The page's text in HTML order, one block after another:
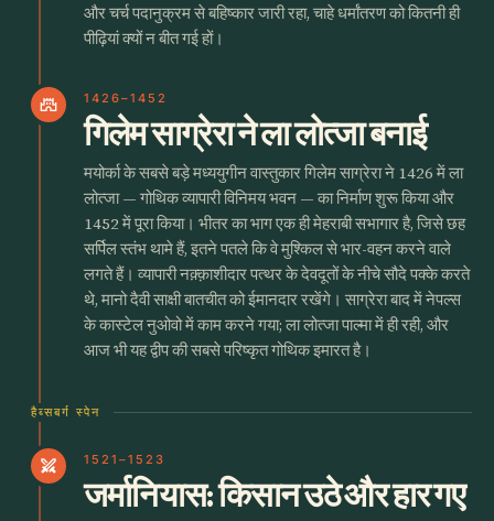
और चर्च पदानुक्रम से बहिष्कार जारी रहा, चाहे धर्मांतरण को कितनी ही
पीढ़ियां क्यों न बीत गई हों।
castle 1426–1452
गिलेम साग्रेरा ने ला लोत्जा बनाई
मयोर्का के सबसे बड़े मध्ययुगीन वास्तुकार गिलेम साग्रेरा ने 1426 में ला
लोत्जा — गोथिक व्यापारी विनिमय भवन — का निर्माण शुरू किया और
1452 में पूरा किया। भीतर का भाग एक ही मेहराबी सभागार है, जिसे छह
सर्पिल स्तंभ थामे हैं, इतने पतले कि वे मुश्किल से भार-वहन करने वाले
लगते हैं। व्यापारी नक़्क़ाशीदार पत्थर के देवदूतों के नीचे सौदे पक्के करते
थे, मानो दैवी साक्षी बातचीत को ईमानदार रखेंगे। साग्रेरा बाद में नेपल्स
के कास्टेल नुओवो में काम करने गया; ला लोत्जा पाल्मा में ही रही, और
आज भी यह द्वीप की सबसे परिष्कृत गोथिक इमारत है।
हैब्सबर्ग स्पेन
swords 1521–1523
जर्मानियास: किसान उठे और हार गए